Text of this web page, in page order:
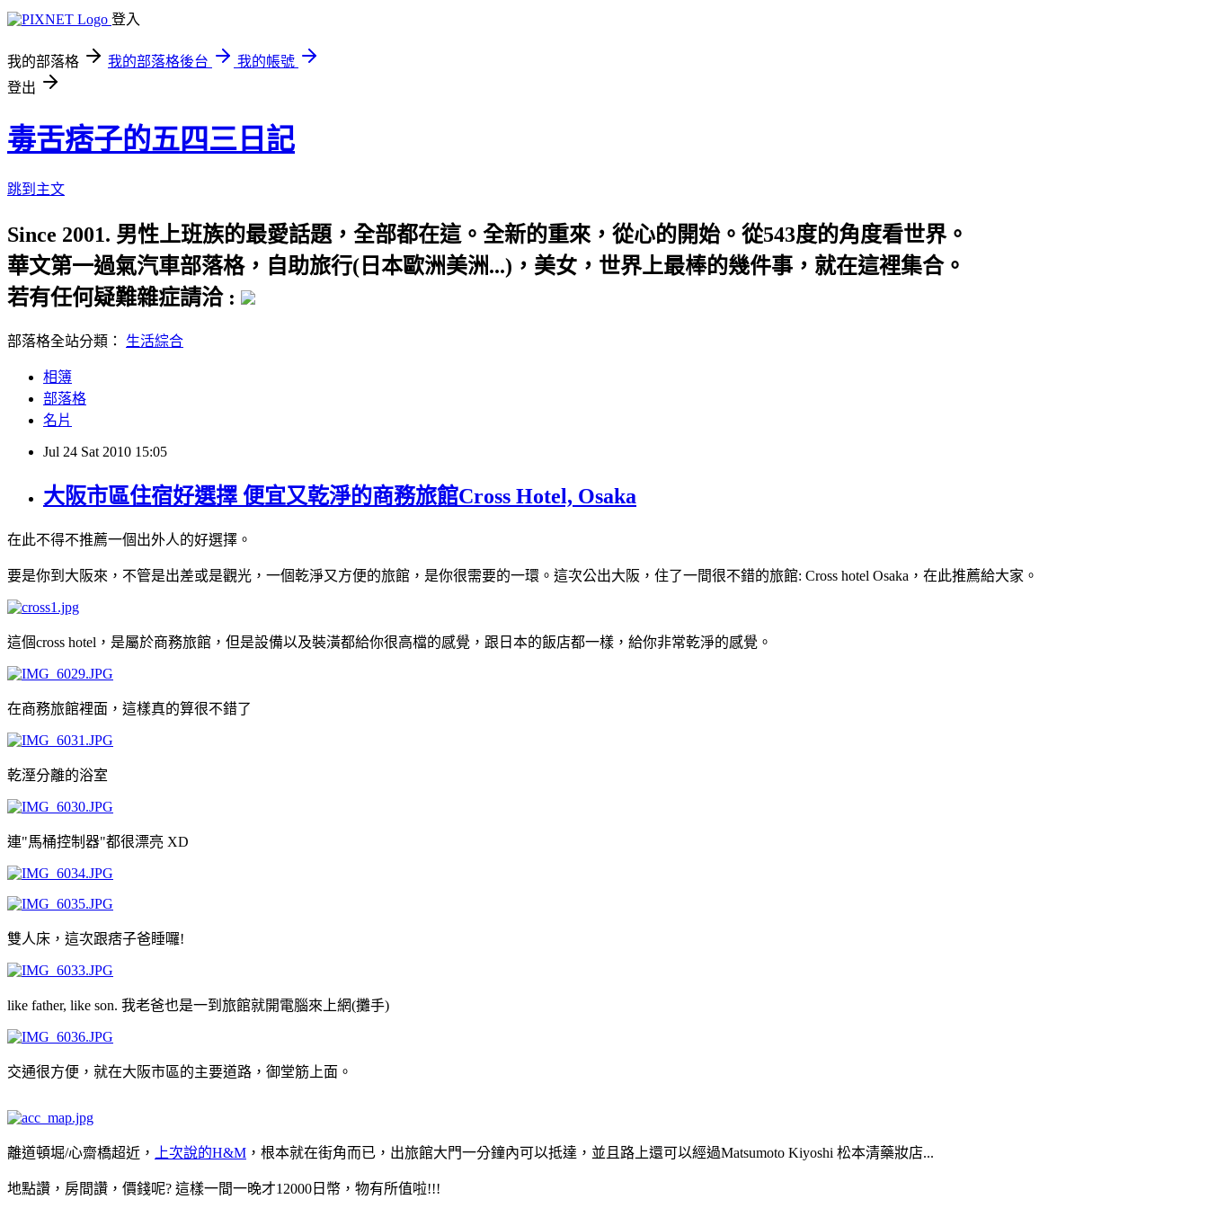
登入
我的部落格 我的部落格後台
我的帳號
登出
毒舌痞子的五四三日記
跳到主文
Since 2001. 男性上班族的最愛話題，全部都在這。全新的重來，從心的開始。從543度的角度看世界。
華文第一過氣汽車部落格，自助旅行(日本歐洲美洲...)，美女，世界上最棒的幾件事，就在這裡集合。
若有任何疑難雜症請洽 :
部落格全站分類： 生活綜合
相簿
部落格
名片
Jul 24 Sat 2010 15:05
大阪市區住宿好選擇 便宜又乾淨的商務旅館Cross Hotel, Osaka
在此不得不推薦一個出外人的好選擇。
要是你到大阪來，不管是出差或是觀光，一個乾淨又方便的旅館，是你很需要的一環。這次公出大阪，住了一間很不錯的旅館: Cross hotel Osaka，在此推薦給大家。
這個cross hotel，是屬於商務旅館，但是設備以及裝潢都給你很高檔的感覺，跟日本的飯店都一樣，給你非常乾淨的感覺。
在商務旅館裡面，這樣真的算很不錯了
乾溼分離的浴室
連"馬桶控制器"都很漂亮 XD
雙人床，這次跟痞子爸睡囉!
like father, like son. 我老爸也是一到旅館就開電腦來上網(攤手)
交通很方便，就在大阪市區的主要道路，御堂筋上面。
離道頓堀/心齋橋超近， 上次說的H&M ，根本就在街角而已，出旅館大門一分鐘內可以抵達，並且路上還可以經過Matsumoto Kiyoshi 松本清藥妝店...
地點讚，房間讚，價錢呢? 這樣一間一晚才12000日幣，物有所值啦!!!